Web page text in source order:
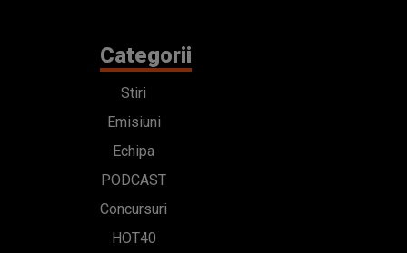
Categorii
Stiri
Emisiuni
Echipa
PODCAST
Concursuri
HOT40